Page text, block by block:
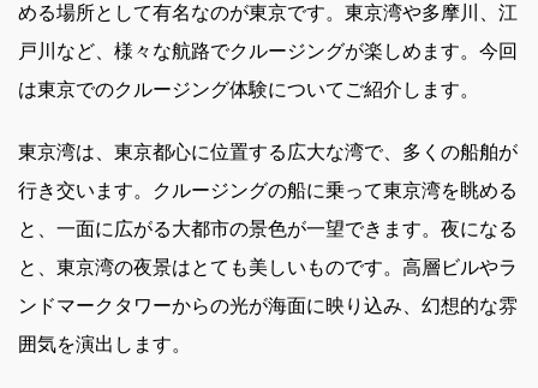
める場所として有名なのが東京です。東京湾や多摩川、江
戸川など、様々な航路でクルージングが楽しめます。今回
は東京でのクルージング体験についてご紹介します。
東京湾は、東京都心に位置する広大な湾で、多くの船舶が
行き交います。クルージングの船に乗って東京湾を眺める
と、一面に広がる大都市の景色が一望できます。夜になる
と、東京湾の夜景はとても美しいものです。高層ビルやラ
ンドマークタワーからの光が海面に映り込み、幻想的な雰
囲気を演出します。